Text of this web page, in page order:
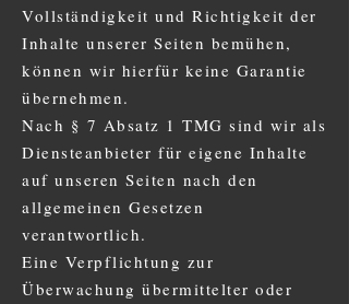
Vollständigkeit und Richtigkeit der
Inhalte unserer Seiten bemühen,
können wir hierfür keine Garantie
übernehmen.
Nach § 7 Absatz 1 TMG sind wir als
Diensteanbieter für eigene Inhalte
auf unseren Seiten nach den
allgemeinen Gesetzen
verantwortlich.
Eine Verpflichtung zur
Überwachung übermittelter oder